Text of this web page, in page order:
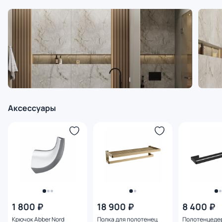
Аксессуары
1 800 ₽
Крючок Abber Nord
18 900 ₽
Полка для полотенец
8 400 ₽